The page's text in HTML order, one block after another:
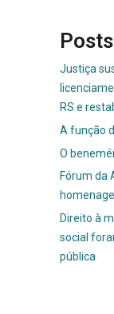
Justiça
RS e
A função
O
Fórum da
Direito à
social
pública